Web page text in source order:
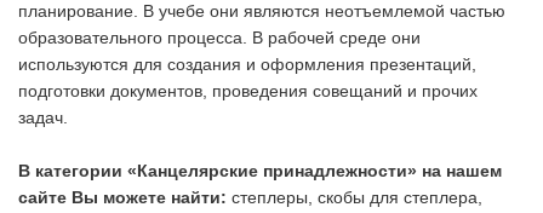
планирование. В учебе они являются неотъемлемой частью
образовательного процесса. В рабочей среде они
используются для создания и оформления презентаций,
подготовки документов, проведения совещаний и прочих
задач.
В категории «Канцелярские принадлежности» на нашем
сайте Вы можете найти: степлеры, скобы для степлера,